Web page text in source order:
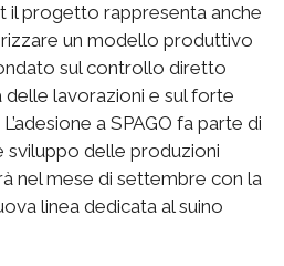
il progetto rappresenta anche
un modello produttivo
sul controllo diretto
delle lavorazioni e sul forte
a SPAGO fa parte di
sviluppo delle produzioni
nel mese di settembre con la
linea dedicata al suino